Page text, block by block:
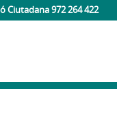
Ciutadana 972 264 422